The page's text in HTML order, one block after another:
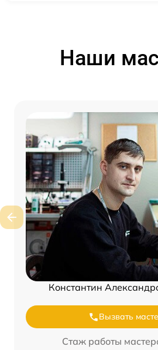
Наши
Константин
Вызвать
Стаж работы